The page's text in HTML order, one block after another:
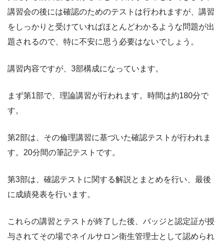
講習会の後には確認のためのテストは行われますが、講習
をしっかりと受けていればほとんどわかるような問題が出
題されるので、特に不安に思う必要はないでしょう。
講習内容ですが、3部構成になっています。
まず第1部で、理論講習が行われます。時間は約180分で
す。
第2部は、その倫理講習に基づいた確認テストが行われま
す。20分間の筆記テストです。
第3部は、確認テストに関する解説とまとめを行い、最後
に成績発表を行います。
これらの講習とテストが終了した後、バッジと認定証が授
与されてその場でネイルサロン衛生管理士として認められ